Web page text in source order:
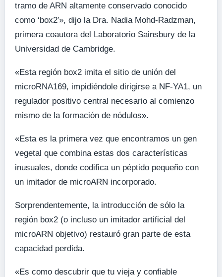
tramo de ARN altamente conservado conocido
como ‘box2′», dijo la Dra. Nadia Mohd-Radzman,
primera coautora del Laboratorio Sainsbury de la
Universidad de Cambridge.
«Esta región box2 imita el sitio de unión del
microRNA169, impidiéndole dirigirse a NF-YA1, un
regulador positivo central necesario al comienzo
mismo de la formación de nódulos».
«Esta es la primera vez que encontramos un gen
vegetal que combina estas dos características
inusuales, donde codifica un péptido pequeño con
un imitador de microARN incorporado.
Sorprendentemente, la introducción de sólo la
región box2 (o incluso un imitador artificial del
microARN objetivo) restauró gran parte de esta
capacidad perdida.
«Es como descubrir que tu vieja y confiable